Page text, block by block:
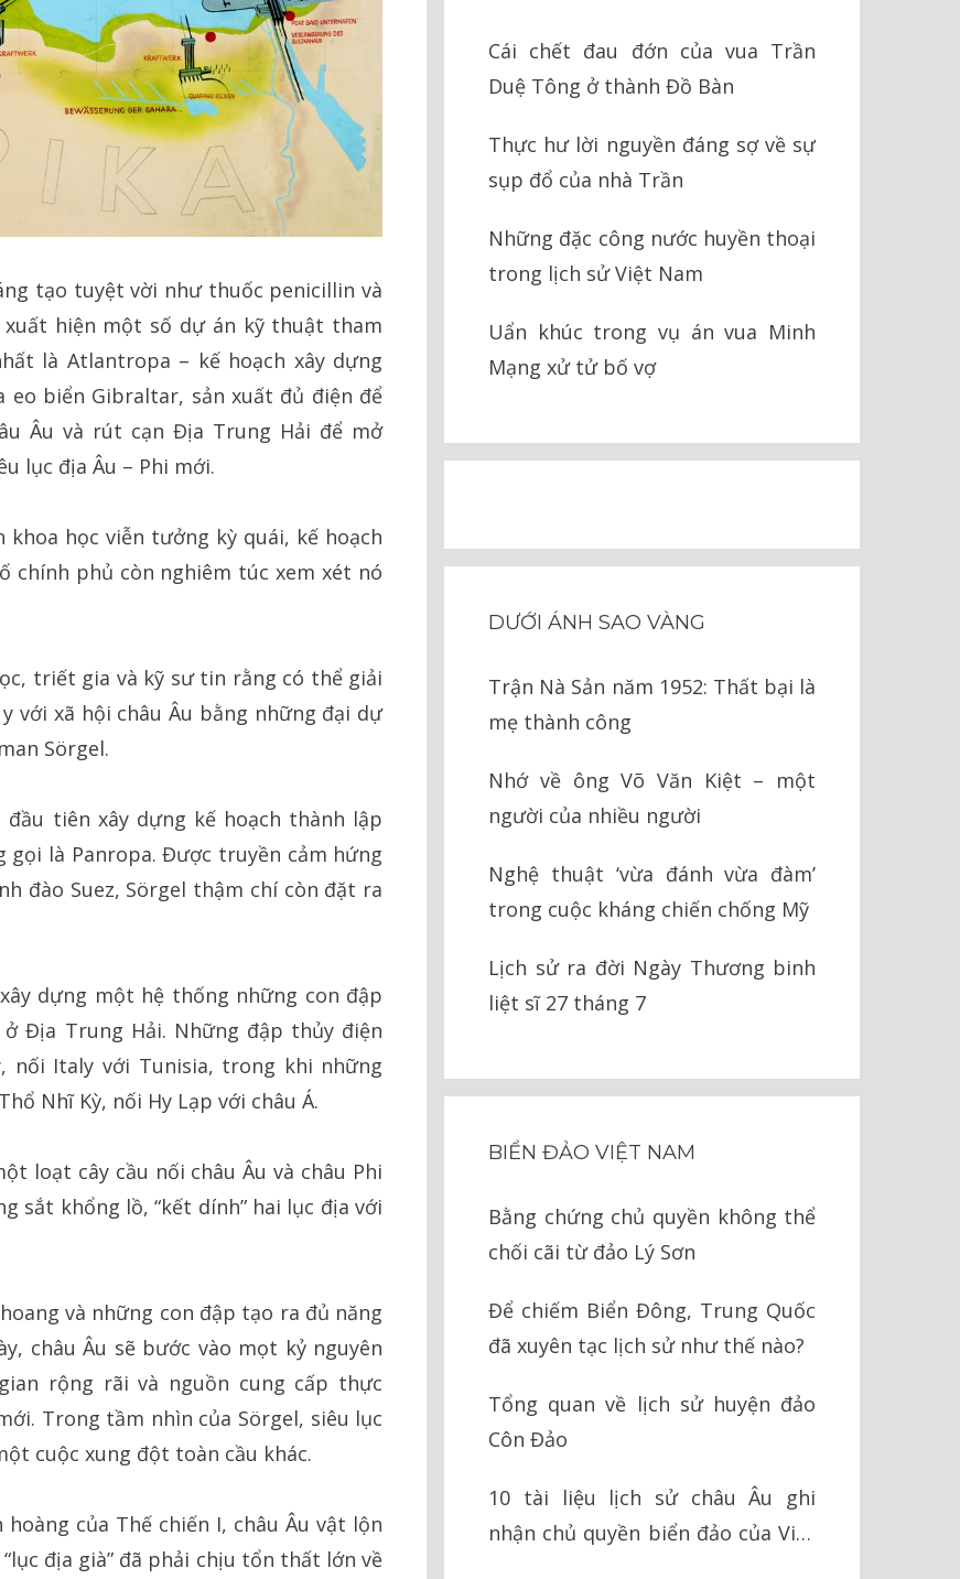
tạo tuyệt vời như thuốc penicillin và
hiện một số dự án kỹ thuật tham
là Atlantropa – kế hoạch xây dựng
biển Gibraltar, sản xuất đủ điện để
Âu và rút cạn Địa Trung Hải để mở
lục địa Âu – Phi mới.
khoa học viễn tưởng kỳ quái, kế hoạch
chính phủ còn nghiêm túc xem xét nó
triết gia và kỹ sư tin rằng có thể giải
với xã hội châu Âu bằng những đại dự
Sörgel.
tiên xây dựng kế hoạch thành lập
là Panropa. Được truyền cảm hứng
đào Suez, Sörgel thậm chí còn đặt ra
dựng một hệ thống những con đập
Địa Trung Hải. Những đập thủy điện
nối Italy với Tunisia, trong khi những
Nhĩ Kỳ, nối Hy Lạp với châu Á.
loạt cây cầu nối châu Âu và châu Phi
sắt khổng lồ, “kết dính” hai lục địa với
và những con đập tạo ra đủ năng
châu Âu sẽ bước vào mọt kỷ nguyên
rộng rãi và nguồn cung cấp thực
Trong tầm nhìn của Sörgel, siêu lục
cuộc xung đột toàn cầu khác.
của Thế chiến I, châu Âu vật lộn
địa già” đã phải chịu tổn thất lớn về
Cái chết đau đớn của vua Trần
Duệ Tông ở thành Đồ Bàn
Thực hư lời nguyền đáng sợ về sự
sụp đổ của nhà Trần
Những đặc công nước huyền thoại
trong lịch sử Việt Nam
Uẩn khúc trong vụ án vua Minh
Mạng xử tử bố vợ
DƯỚI ÁNH SAO VÀNG
Trận Nà Sản năm 1952: Thất bại là
mẹ thành công
Nhớ về ông Võ Văn Kiệt – một
người của nhiều người
Nghệ thuật ‘vừa đánh vừa đàm’
trong cuộc kháng chiến chống Mỹ
Lịch sử ra đời Ngày Thương binh
liệt sĩ 27 tháng 7
BIỂN ĐẢO VIỆT NAM
Bằng chứng chủ quyền không thể
chối cãi từ đảo Lý Sơn
Để chiếm Biển Đông, Trung Quốc
đã xuyên tạc lịch sử như thế nào?
Tổng quan về lịch sử huyện đảo
Côn Đảo
10 tài liệu lịch sử châu Âu ghi
nhận chủ quyền biển đảo của Việt